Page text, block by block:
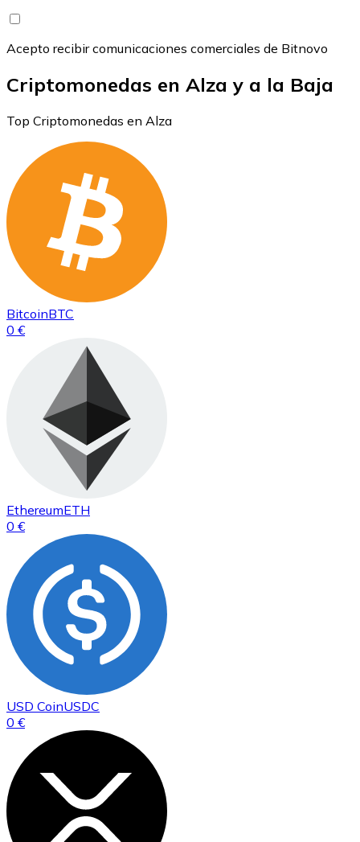
Acepto recibir comunicaciones comerciales de Bitnovo
Criptomonedas en Alza y a la Baja
Top Criptomonedas en Alza
BitcoinBTC
0 €
EthereumETH
0 €
USD CoinUSDC
0 €